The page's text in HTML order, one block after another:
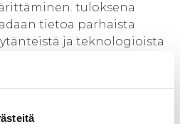
tuloksena
tietoa parhaista
ja teknologioista
lämpökaivon